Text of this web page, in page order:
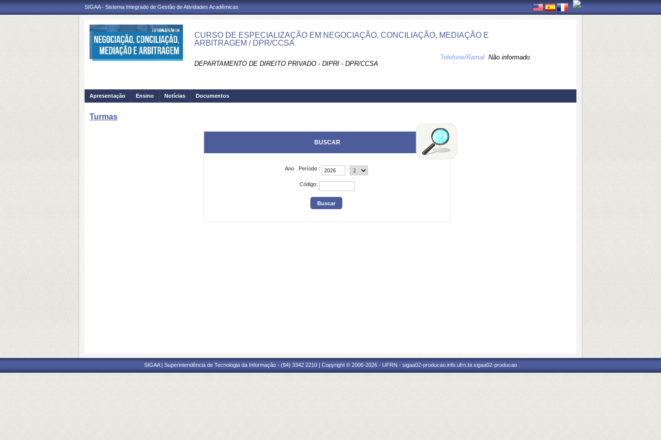
SIGAA - Sistema Integrado de Gestão de Atividades Acadêmicas
CURSO DE ESPECIALIZAÇÃO EM NEGOCIAÇÃO, CONCILIAÇÃO, MEDIAÇÃO E
ARBITRAGEM / DPR/CCSA
DEPARTAMENTO DE DIREITO PRIVADO - DIPRI - DPR/CCSA
Telefone/Ramal: Não informado
Apresentação Ensino Notícias Documentos
Turmas
BUSCAR
Ano Período :
Código:
SIGAA | Superintendência de Tecnologia da Informação - (84) 3342 2210 | Copyright © 2006-2026 - UFRN - sigaa02-producao.info.ufrn.br.sigaa02-producao